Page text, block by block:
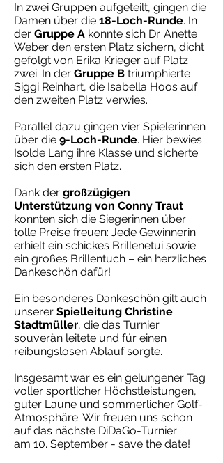
In zwei Gruppen aufgeteilt, gingen die
Damen über die 18-Loch-Runde. In
der Gruppe A konnte sich Dr. Anette
Weber den ersten Platz sichern, dicht
gefolgt von Erika Krieger auf Platz
zwei. In der Gruppe B triumphierte
Siggi Reinhart, die Isabella Hoos auf
den zweiten Platz verwies.
Parallel dazu gingen vier Spielerinnen
über die 9-Loch-Runde. Hier bewies
Isolde Lang ihre Klasse und sicherte
sich den ersten Platz.
Dank der großzügigen
Unterstützung von Conny Traut
konnten sich die Siegerinnen über
tolle Preise freuen: Jede Gewinnerin
erhielt ein schickes Brillenetui sowie
ein großes Brillentuch – ein herzliches
Dankeschön dafür!
Ein besonderes Dankeschön gilt auch
unserer Spielleitung Christine
Stadtmüller, die das Turnier
souverän leitete und für einen
reibungslosen Ablauf sorgte.
Insgesamt war es ein gelungener Tag
voller sportlicher Höchstleistungen,
guter Laune und sommerlicher Golf-
Atmosphäre. Wir freuen uns schon
auf das nächste DiDaGo-Turnier
am 10. September - save the date!